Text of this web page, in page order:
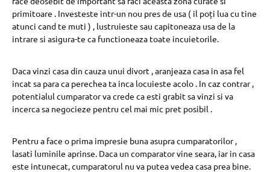
primitoare . Investeste intr-un nou pres de usa ( il poți lua cu tine
atunci cand te muti ) , lustruieste sau capitoneaza usa de la
intrare si asigura-te ca functioneaza toate incuietorile.
Daca vinzi casa din cauza unui divort , aranjeaza casa in asa fel
incat sa para ca perechea ta inca locuieste acolo . In caz contrar ,
potentialul cumparator va crede ca esti grabit sa vinzi si va
incerca sa negocieze pentru cel mai mic pret posibil .
Pentru a face o prima impresie buna asupra cumparatorilor ,
lasati luminile aprinse. Daca un comparator vine seara, iar in casa
este intunecat, cumparatorul nu va putea vedea casa prea bine.